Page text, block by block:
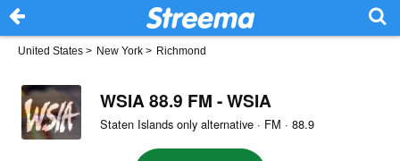
United States > New York > Richmond
WSIA 88.9 FM - WSIA
Staten Islands only alternative · FM · 88.9